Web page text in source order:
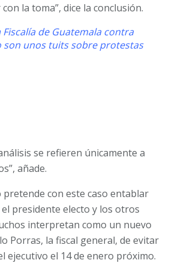
la toma”, dice la conclusión.
de Guatemala contra
son unos tuits sobre protestas
se refieren únicamente a
añade.
con este caso entablar
presidente electo y los otros
interpretan como un nuevo
Porras, la fiscal general, de evitar
ejecutivo el 14 de enero próximo.